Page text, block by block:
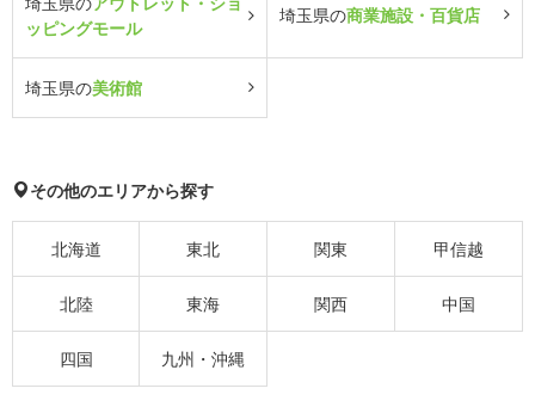
ッピングモール
埼玉県の商業施設・百貨店
埼玉県の美術館
その他のエリアから探す
北海道 東北 関東 甲信越
北陸 東海 関西 中国
四国 九州・沖縄